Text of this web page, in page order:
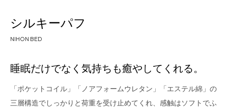
熊本店
096-274-8175
Arv
0965-45-9282
シルキーパフ
NIHON BED
睡眠だけでなく気持ちも癒やしてくれる。
「ポケットコイル」「ノアフォームウレタン」「エステル綿」の
三層構造でしっかりと荷重を受け止めてくれ、感触はソフトでふ